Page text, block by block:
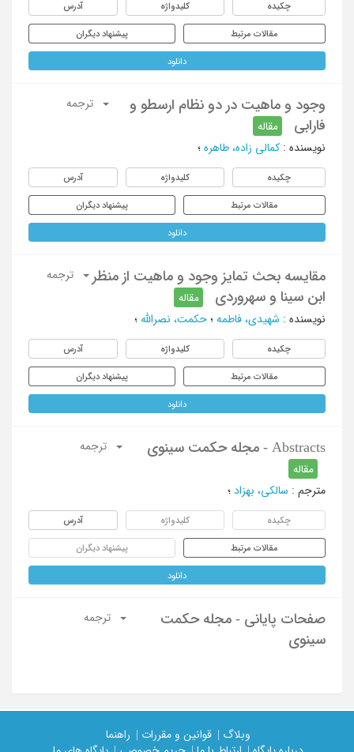
چکیده کلیدواژه آدرس
مقالات مرتبط پیشنهاد دیگران
دانلود
وجود و ماهیت در دو نظام ارسطو و
فارابی
مقاله
ترجمه
نویسنده : کمالی زاده، طاهره ؛
چکیده کلیدواژه آدرس
مقالات مرتبط پیشنهاد دیگران
دانلود
مقایسه بحث تمایز وجود و ماهیت از منظر
ابن سینا و سهروردی
مقاله
ترجمه
نویسنده : شهیدی، فاطمه ؛ حکمت، نصرالله ؛
چکیده کلیدواژه آدرس
مقالات مرتبط پیشنهاد دیگران
دانلود
Abstracts - مجله حکمت سینوی
مقاله
ترجمه
مترجم : سالکی، بهزاد ؛
چکیده کلیدواژه آدرس
مقالات مرتبط پیشنهاد دیگران
دانلود
صفحات پایانی - مجله حکمت
سینوی
ترجمه
وبلاگ | قوانین و مقررات |
راهنما